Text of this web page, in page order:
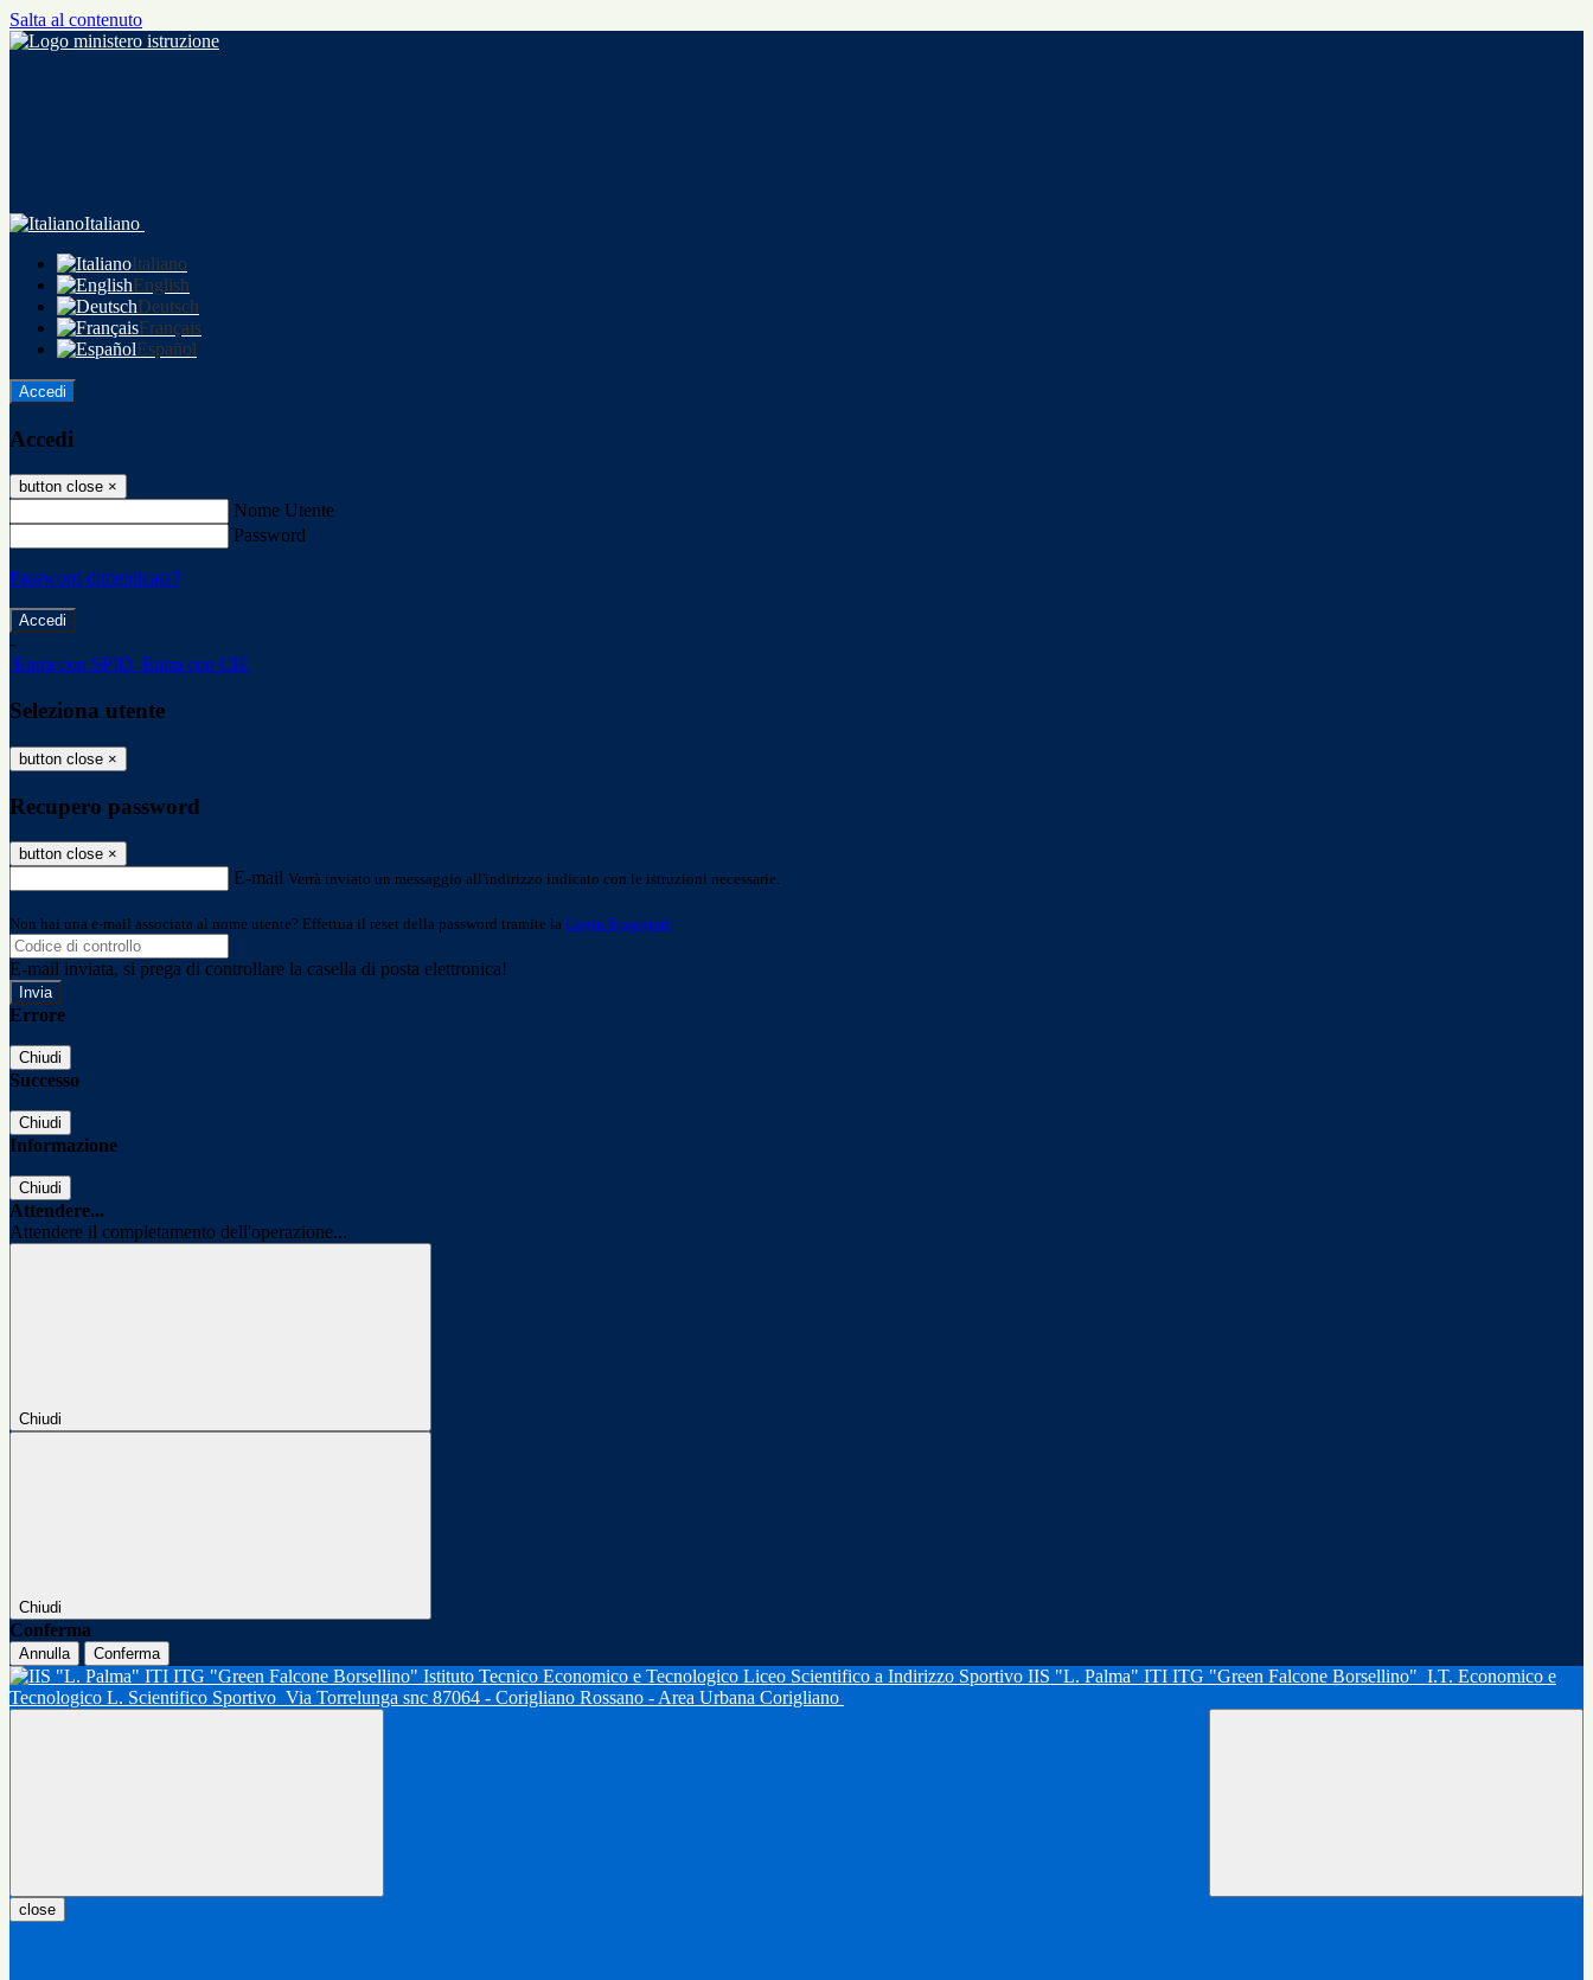
Salta al contenuto
Italiano
Italiano
English
Deutsch
Français
Español
Accedi
Accedi
button close ×
Nome Utente
Password
Password dimenticata?
-
Entra con SPID Entra con CIE
Seleziona utente
button close ×
Recupero password
button close ×
E-mail Verrà inviato un messaggio all'indirizzo indicato con le istruzioni necessarie.
Non hai una e-mail associata al nome utente? Effettua il reset della password tramite la Login Spaggiari
E-mail inviata, si prega di controllare la casella di posta elettronica!
Errore
Chiudi
Successo
Chiudi
Informazione
Chiudi
Attendere...
Attendere il completamento dell'operazione...
Chiudi
Chiudi
Conferma
Annulla Conferma
IIS "L. Palma" ITI ITG "Green Falcone Borsellino" I.T. Economico e
Tecnologico L. Scientifico Sportivo Via Torrelunga snc 87064 - Corigliano Rossano - Area Urbana Corigliano
close